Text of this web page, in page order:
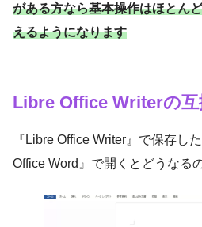
がある方なら基本操作はほとん
えるようになります
Libre Office Writerの
『Libre Office Writer』で保存し
Office Word』で開くとどうなる